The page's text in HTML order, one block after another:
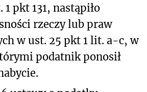
pkt 131, nastąpiło
rzeczy lub praw
w ust. 25 pkt 1 lit. a-c, w
podatnik ponosił